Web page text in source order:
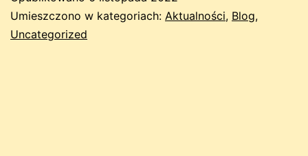
Umieszczono w kategoriach: Aktualności, Blog,
Uncategorized